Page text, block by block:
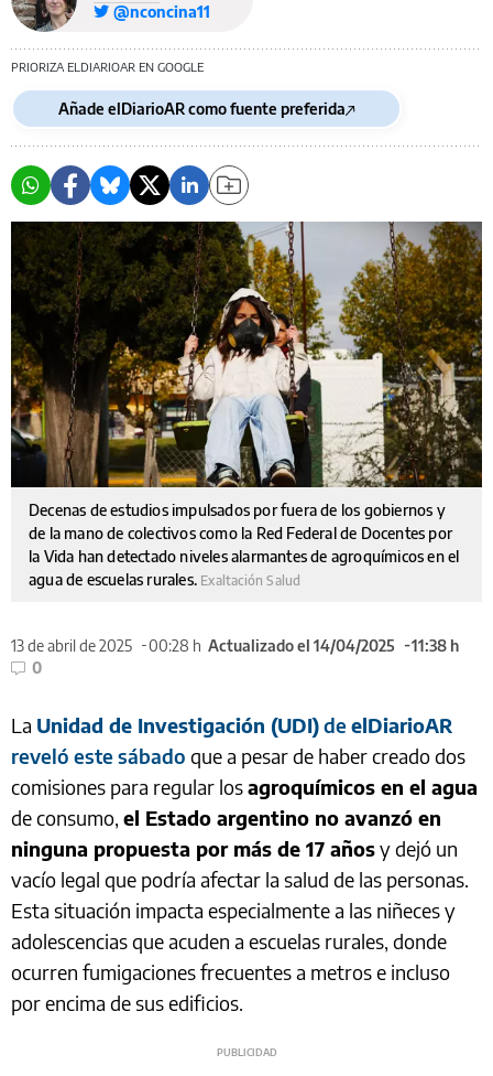
@nconcina11
PRIORIZA ELDIARIOAR EN GOOGLE
Añade elDiarioAR como fuente preferida
Decenas de estudios impulsados por fuera de los gobiernos y
de la mano de colectivos como la Red Federal de Docentes por
la Vida han detectado niveles alarmantes de agroquímicos en el
agua de escuelas rurales. Exaltación Salud
13 de abril de 2025 00:28 h Actualizado el 14/04/2025
11:38 h
0
La Unidad de Investigación (UDI)deelDiarioAR
reveló este sábado que a pesar de haber creado dos
comisiones para regular losagroquímicos en el agua
de consumo, el Estado argentino no avanzó en
ninguna propuesta por más de 17 añosy dejó un
vacío legal que podría afectar la salud de las personas.
Esta situación impacta especialmente a las niñeces y
adolescencias que acuden a escuelas rurales, donde
ocurren fumigaciones frecuentes a metros e incluso
por encima de sus edificios.